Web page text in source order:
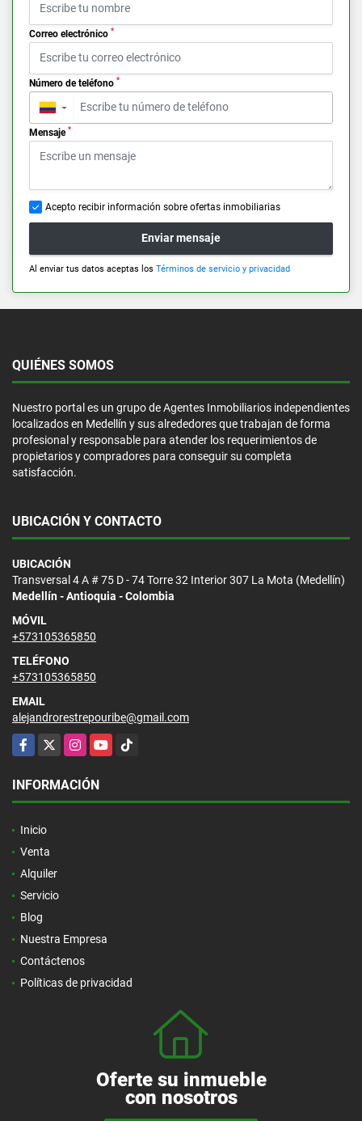
Correo electrónico *
Número de teléfono *
▼
Mensaje *
Acepto recibir información sobre ofertas inmobiliarias
Enviar mensaje
Al enviar tus datos aceptas los Términos de servicio y privacidad
QUIÉNES SOMOS
Nuestro portal es un grupo de Agentes Inmobiliarios independientes
localizados en Medellín y sus alrededores que trabajan de forma
profesional y responsable para atender los requerimientos de
propietarios y compradores para conseguir su completa
satisfacción.
UBICACIÓN Y CONTACTO
UBICACIÓN
Transversal 4 A # 75 D - 74 Torre 32 Interior 307 La Mota (Medellín)
Medellín - Antioquia - Colombia
MÓVIL
+573105365850
TELÉFONO
+573105365850
EMAIL
alejandrorestrepouribe@gmail.com
Facebook
X InstagramYouTubeTikTok
INFORMACIÓN
Inicio
Venta
Alquiler
Servicio
Blog
Nuestra Empresa
Contáctenos
Políticas de privacidad
Oferte su inmueble
con nosotros